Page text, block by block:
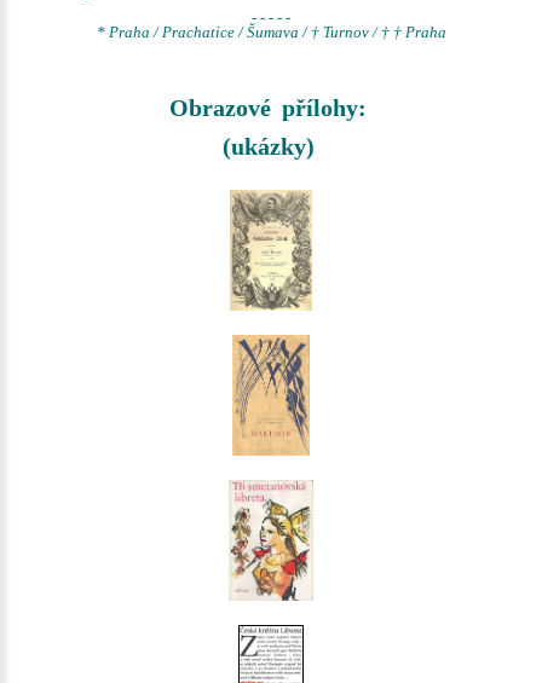
- - - - -
* Praha / Prachatice / Šumava / † Turnov / † † Praha
Obrazové přílohy:
(ukázky)